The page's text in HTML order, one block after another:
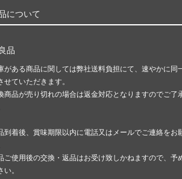
について
品
がある商品に関しては弊社送料負担にて、速やかに同
せていただきます。
商品が売り切れの場合は返金対応となりますのでご了
到着後、賞味期限以内に電話又はメールでご連絡をお
ご使用後の交換・返品はお受け致しかねますので、予
い。